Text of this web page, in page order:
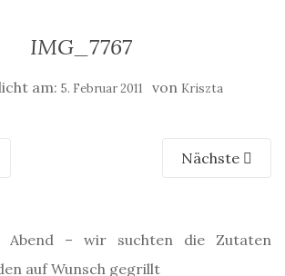
IMG_7767
am: 5. Februar 2011 von Kriszta
Nächste
Abend – wir suchten die Zutaten
auf Wunsch gegrillt